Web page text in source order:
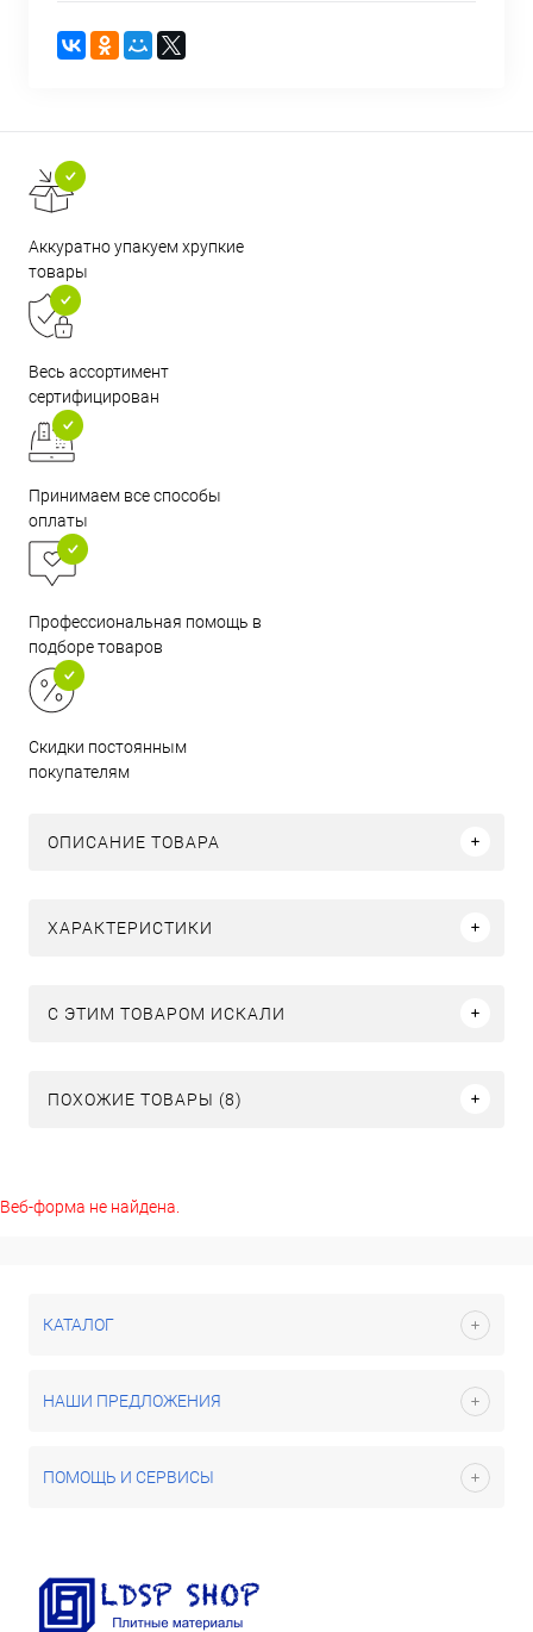
Аккуратно упакуем хрупкие
товары
Весь ассортимент
сертифицирован
Принимаем все способы
оплаты
Профессиональная помощь в
подборе товаров
Скидки постоянным
покупателям
ОПИСАНИЕ ТОВАРА
ХАРАКТЕРИСТИКИ
C ЭТИМ ТОВАРОМ ИСКАЛИ
ПОХОЖИЕ ТОВАРЫ (8)
Веб-форма не найдена.
КАТАЛОГ
НАШИ ПРЕДЛОЖЕНИЯ
ПОМОЩЬ И СЕРВИСЫ